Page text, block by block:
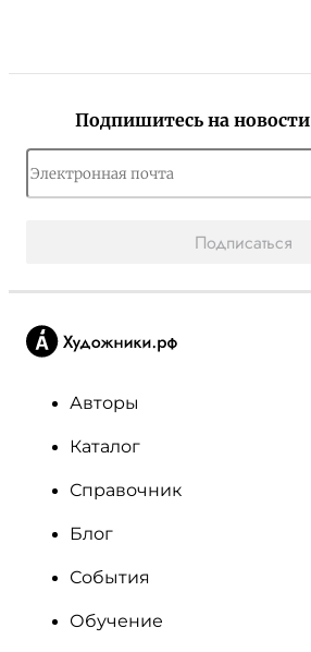
Подпишитесь на
Подписаться
Авторы
Каталог
Справочник
Блог
События
Обучение